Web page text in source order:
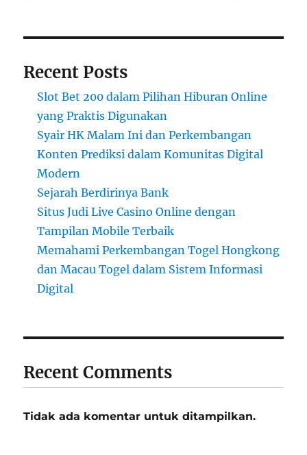
Recent Posts
Slot Bet 200 dalam Pilihan Hiburan Online
yang Praktis Digunakan
Syair HK Malam Ini dan Perkembangan
Konten Prediksi dalam Komunitas Digital
Modern
Sejarah Berdirinya Bank
Situs Judi Live Casino Online dengan
Tampilan Mobile Terbaik
Memahami Perkembangan Togel Hongkong
dan Macau Togel dalam Sistem Informasi
Digital
Recent Comments
Tidak ada komentar untuk ditampilkan.